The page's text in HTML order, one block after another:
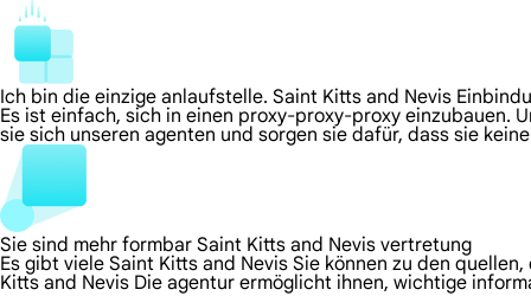
Ich bin die einzige anlaufstelle. Saint Kitts and Nevis
Es ist einfach, sich in einen proxy-proxy-proxy einzubauen.
sie sich unseren agenten und sorgen sie dafür, dass sie
Sie sind mehr formbar Saint Kitts and Nevis vertretung
Es gibt viele Saint Kitts and Nevis Sie können zu den
Kitts and Nevis Die agentur ermöglicht ihnen, wichtige